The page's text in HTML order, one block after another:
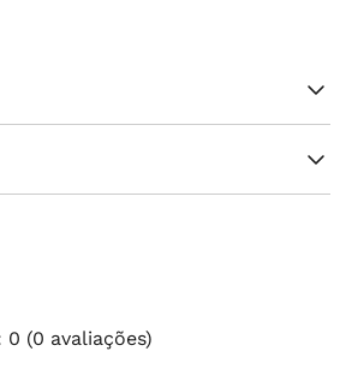
0 (0 avaliações)